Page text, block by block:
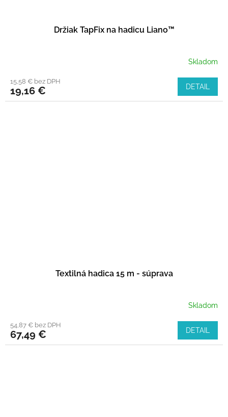
Držiak TapFix na hadicu Liano™
Skladom
15,58 € bez DPH
19,16 € DETAIL
Textilná hadica 15 m - súprava
Skladom
54,87 € bez DPH
67,49 € DETAIL